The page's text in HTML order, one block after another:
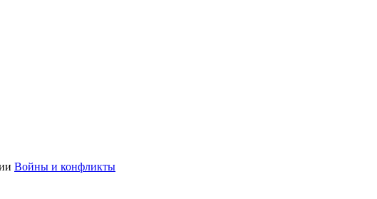
Войны и конфликты